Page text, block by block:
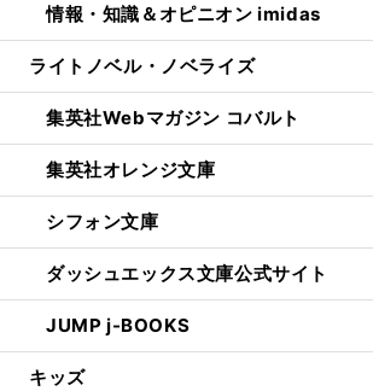
情報・知識＆オピニオン imidas
ライトノベル・ノベライズ
集英社Webマガジン コバルト
集英社オレンジ文庫
シフォン文庫
ダッシュエックス文庫公式サイト
JUMP j-BOOKS
キッズ